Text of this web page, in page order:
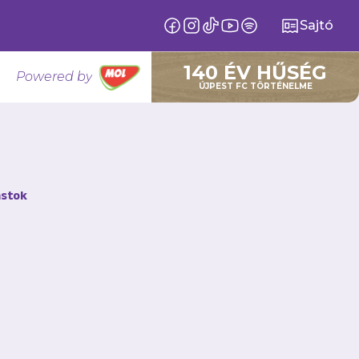
Sajtó
Powered by 140 ÉV HŰSÉG
ÚJPEST FC TÖRTÉNELME
az UTE